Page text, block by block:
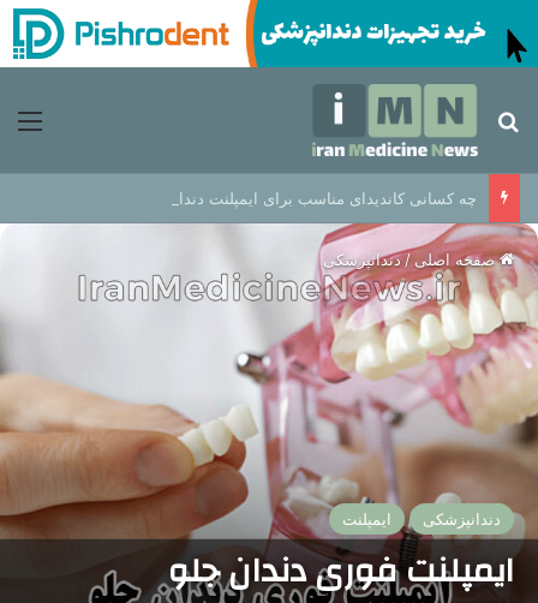
جستجو برای
چه کسانی کاندیدای مناسب برای ایمپلنت دندان هستند؟
صفحه اصلی/دندانپزشکی
دندانپزشکی ایمپلنت
ایمپلنت فوری دندان جلو